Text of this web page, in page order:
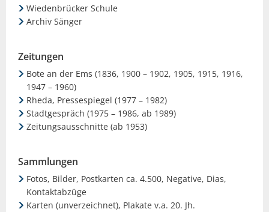
Wiedenbrücker Schule
Archiv Sänger
Zeitungen
Bote an der Ems (1836, 1900 – 1902, 1905, 1915, 1916,
1947 – 1960)
Rheda, Pressespiegel (1977 – 1982)
Stadtgespräch (1975 – 1986, ab 1989)
Zeitungsausschnitte (ab 1953)
Sammlungen
Fotos, Bilder, Postkarten ca. 4.500, Negative, Dias,
Kontaktabzüge
Karten (unverzeichnet), Plakate v.a. 20. Jh.